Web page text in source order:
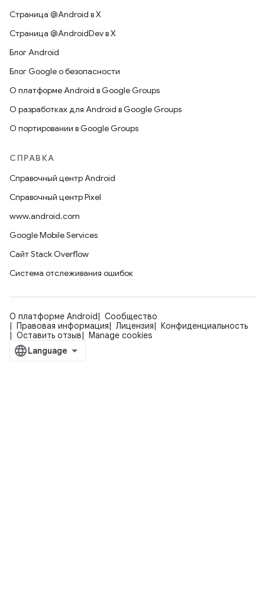
Страница @Android в X
Страница @AndroidDev в X
Блог Android
Блог Google о безопасности
О платформе Android в Google Groups
О разработках для Android в Google Groups
О портировании в Google Groups
СПРАВКА
Справочный центр Android
Справочный центр Pixel
www.android.com
Google Mobile Services
Сайт Stack Overflow
Система отслеживания ошибок
О платформе Android
Сообщество
Правовая информация
Лицензия
Конфиденциальность
Оставить отзыв
Manage cookies